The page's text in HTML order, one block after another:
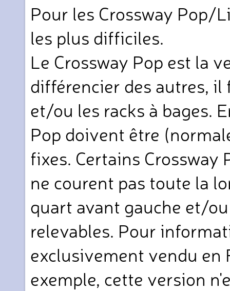
Pour les Crossway Pop/
les plus difficiles.
Le Crossway Pop est la
différencier des autres, il
et/ou les racks à bages.
Pop doivent être
fixes. Certains Crossway
ne courent pas toute la
quart avant gauche et/
relevables. Pour
exclusivement vendu en
exemple, cette version